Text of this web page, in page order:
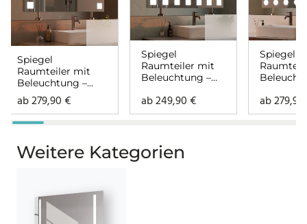
Spiegel
Raumteiler mit
Beleuchtung –
Hollywood Dice
links oben rechts
ab279,90€
Spiegel
Raumteiler mit
Beleuchtung –
oben unten
ab249,90€
Spiegel
ab279,90
Weitere Kategorien